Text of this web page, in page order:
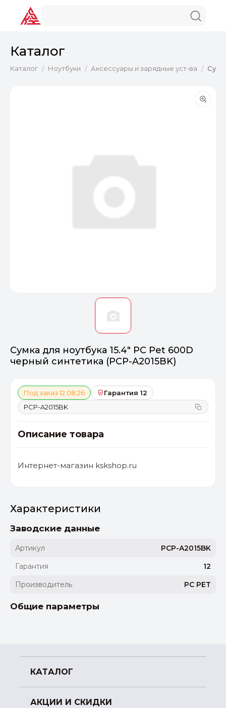
Каталог
Каталог / Ноутбуки / Аксессуары и зарядные уст-ва /
Сумка для ноутбука 15.4" PC Pet 600D
черный синтетика (PCP-A2015BK)
Под заказ 12.08.26
Гарантия 12
PCP-A2015BK
Описание товара
Интернет-магазин kskshop.ru
Характеристики
Заводские данные
Артикул
PCP-A2015BK
Гарантия
12
Производитель
PC PET
Общие параметры
КАТАЛОГ
АКЦИИ И СКИДКИ